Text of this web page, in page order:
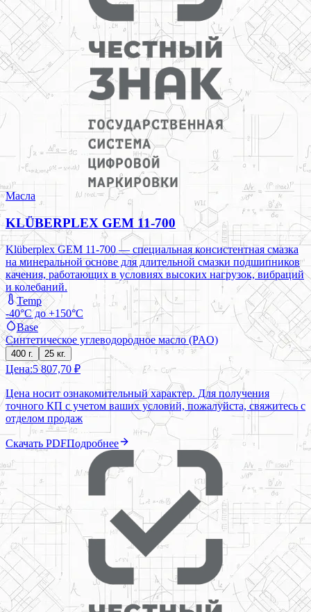
Масла
KLÜBERPLEX GEM 11-700
Klüberplex GEM 11-700 — специальная консистентная смазка
на минеральной основе для длительной смазки подшипников
качения, работающих в условиях высоких нагрузок, вибраций
и колебаний.
Temp
-40°C до +150°C
Base
Синтетическое углеводородное масло (PAO)
400 г. 25 кг.
Цена:5 807,70 ₽
Цена носит ознакомительный характер. Для получения
точного КП с учетом ваших условий, пожалуйста, свяжитесь с
отделом продаж
Скачать PDFПодробнее